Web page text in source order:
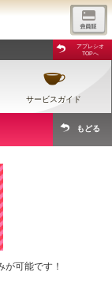
アプレシオ
TOPへ
サービスガイド
もどる
可能です！